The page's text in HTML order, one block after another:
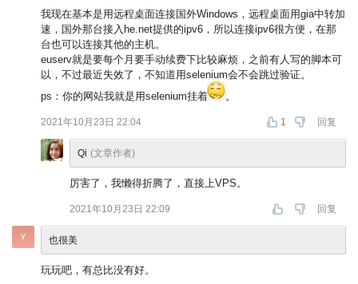
我现在基本是用远程桌面连接国外Windows，远程桌面用gia中转加
速，国外那台接入he.net提供的ipv6，所以连接ipv6很方便，在那
台也可以连接其他的主机。
euserv就是要每个月要手动续费下比较麻烦，之前有人写的脚本可
以，不过最近失效了，不知道用selenium会不会跳过验证。
ps：你的网站我就是用selenium挂着
。
2021年10月23日 22:04 1 回复
Qi (文章作者)
厉害了，我懒得折腾了，直接上VPS。
2021年10月23日 22:09 回复
也很美
玩玩吧，有总比没有好。